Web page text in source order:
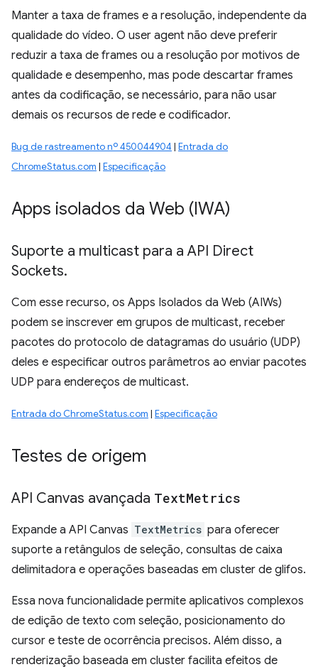
Manter a taxa de frames e a resolução, independente da
qualidade do vídeo. O user agent não deve preferir
reduzir a taxa de frames ou a resolução por motivos de
qualidade e desempenho, mas pode descartar frames
antes da codificação, se necessário, para não usar
demais os recursos de rede e codificador.
Bug de rastreamento nº 450044904 | Entrada do
ChromeStatus.com | Especificação
Apps isolados da Web (IWA)
Suporte a multicast para a API Direct
Sockets.
Com esse recurso, os Apps Isolados da Web (AIWs)
podem se inscrever em grupos de multicast, receber
pacotes do protocolo de datagramas do usuário (UDP)
deles e especificar outros parâmetros ao enviar pacotes
UDP para endereços de multicast.
Entrada do ChromeStatus.com | Especificação
Testes de origem
API Canvas avançada TextMetrics
Expande a API Canvas TextMetrics para oferecer
suporte a retângulos de seleção, consultas de caixa
delimitadora e operações baseadas em cluster de glifos.
Essa nova funcionalidade permite aplicativos complexos
de edição de texto com seleção, posicionamento do
cursor e teste de ocorrência precisos. Além disso, a
renderização baseada em cluster facilita efeitos de